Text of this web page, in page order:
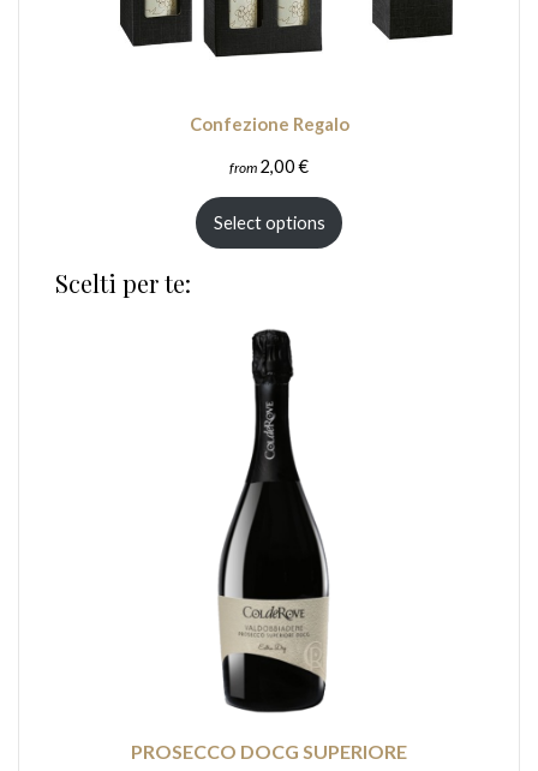
Confezione Regalo
from 2,00€
Select options
Scelti per te:
PROSECCO DOCG SUPERIORE